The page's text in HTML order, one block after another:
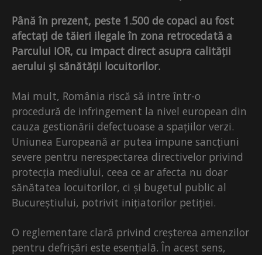
Până în prezent, peste 1.500 de copaci au fost
afectați de tăieri ilegale în zona retrocedată a
Parcului IOR, cu impact direct asupra calității
aerului și sănătății locuitorilor.
Mai mult, România riscă să intre într-o
procedură de infringement la nivel european din
cauza gestionării defectuoase a spațiilor verzi.
Uniunea Europeană ar putea impune sancțiuni
severe pentru nerespectarea directivelor privind
protecția mediului, ceea ce ar afecta nu doar
sănătatea locuitorilor, ci și bugetul public al
Bucureștiului, potrivit inițiatorilor petiției.
O reglementare clară privind creșterea amenzilor
pentru defrișări este esențială. În acest sens,